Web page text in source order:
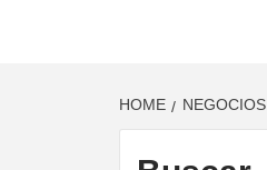
HOME NEGOCIOS